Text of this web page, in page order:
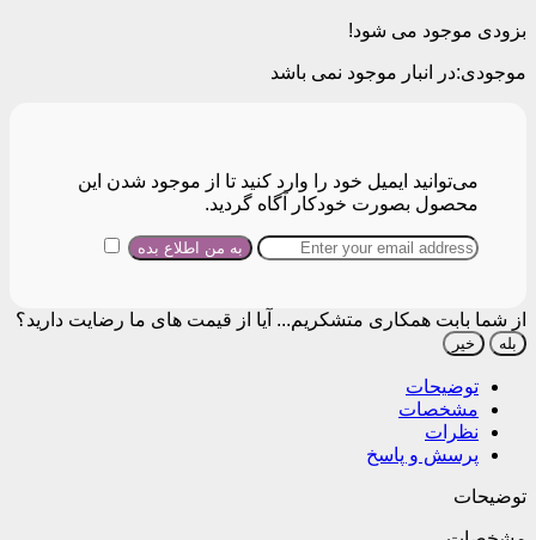
بزودی موجود می شود!
موجودی:در انبار موجود نمی باشد
می‌توانید ایمیل خود را وارد کنید تا از موجود شدن این
محصول بصورت خودکار آگاه گردید.
از شما بابت همکاری متشکریم... آیا از قیمت های ما رضایت دارید؟
بله خیر
توضیحات
مشخصات
نظرات
پرسش و پاسخ
توضیحات